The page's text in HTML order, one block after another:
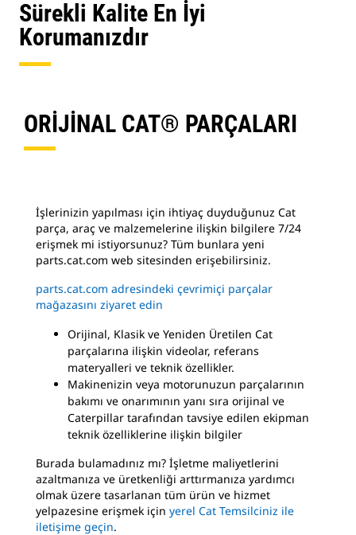
Sürekli Kalite En İyi
Korumanızdır
ORİJİNAL CAT® PARÇALARI
İşlerinizin yapılması için ihtiyaç duyduğunuz Cat
parça, araç ve malzemelerine ilişkin bilgilere 7/24
erişmek mi istiyorsunuz? Tüm bunlara yeni
parts.cat.com web sitesinden erişebilirsiniz.
parts.cat.com adresindeki çevrimiçi parçalar
mağazasını ziyaret edin
Orijinal, Klasik ve Yeniden Üretilen Cat
parçalarına ilişkin videolar, referans
materyalleri ve teknik özellikler.
Makinenizin veya motorunuzun parçalarının
bakımı ve onarımının yanı sıra orijinal ve
Caterpillar tarafından tavsiye edilen ekipman
teknik özelliklerine ilişkin bilgiler
Burada bulamadınız mı? İşletme maliyetlerini
azaltmanıza ve üretkenliği arttırmanıza yardımcı
olmak üzere tasarlanan tüm ürün ve hizmet
yelpazesine erişmek için yerel Cat Temsilciniz ile
iletişime geçin.